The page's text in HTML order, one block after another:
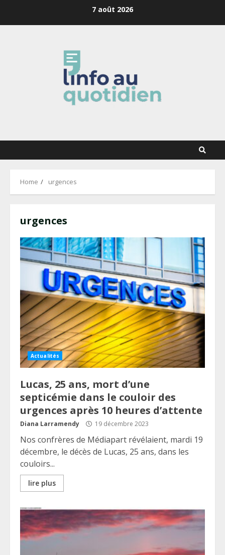
7 août 2026
Home urgences
urgences
Actualités
Lucas, 25 ans, mort d’une
septicémie dans le couloir des
urgences après 10 heures d’attente
Diana Larramendy 19 décembre 2023
Nos confrères de Médiapart révélaient, mardi 19
décembre, le décès de Lucas, 25 ans, dans les
couloirs...
lire plus